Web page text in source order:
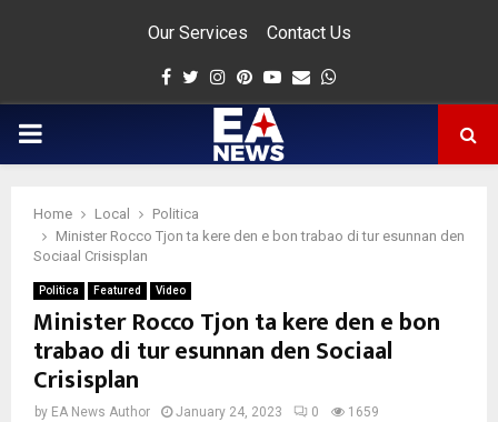
Our Services Contact Us
Facebook
Twitter
Instagram
Pinterest
Youtube
Email
PRIMARY
Home Local
Politica
Minister Rocco Tjon ta kere den e bon trabao di tur esunnan den
Sociaal Crisisplan
Politica Featured Video
Minister Rocco Tjon ta kere den e bon
trabao di tur esunnan den Sociaal
Crisisplan
by EA News Author January 24, 2023 0 1659